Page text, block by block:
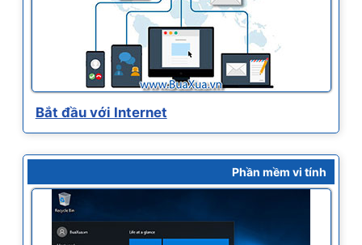
Bắt đầu với Internet
Phần mềm vi tính